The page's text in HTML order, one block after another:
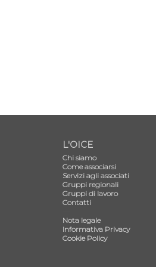
L'OICE
Chi siamo
Come associarsi
Servizi agli associati
Gruppi regionali
Gruppi di lavoro
Contatti
Nota legale
Informativa Privacy
Cookie Policy